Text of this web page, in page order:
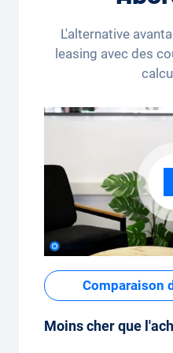
forfait kilométrique
confortablement sur
L'alternative
leasing avec des
Comparaison
Moins cher que